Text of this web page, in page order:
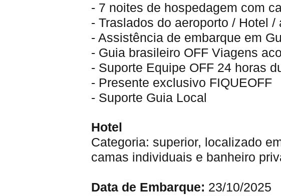
- 7 noites de hospedagem com
- Traslados do aeroporto / Hotel /
- Assistência de embarque em
- Guia brasileiro OFF Viagens
- Suporte Equipe OFF 24 horas
- Presente exclusivo FIQUEOFF
- Suporte Guia Local
Hotel
Categoria: superior, localizado
camas individuais e banheiro
Data de Embarque: 23/10/2025